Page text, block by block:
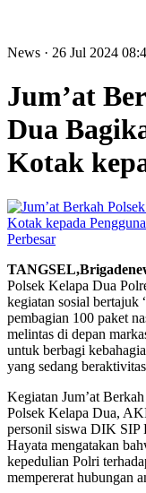
News · 26 Jul 2024
Jum’at
Dua
Kotak
Perbesar
Polsek Kelapa Dua
kegiatan sosial bertajuk
pembagian 100 paket
melintas di depan
untuk berbagi
yang sedang
Kegiatan Jum’at
Polsek Kelapa Dua,
personil siswa DIK
Hayata mengatakan
kepedulian Polri
mempererat hubungan